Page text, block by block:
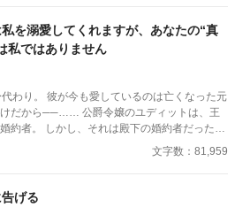
私を溺愛してくれますが、あなたの“真
私ではありません
のは亡くなった元
爵令嬢のユディットは、王
約者。 しかし、それは殿下の婚約者だった隣
嬢の中から一番身分が高
に選ばれただけ。 バーナード殿下は
くなっていく。 こんな自分が彼の婚
。 自分のような理由で互いの気持ちを無視し
文字数：81,959
げる